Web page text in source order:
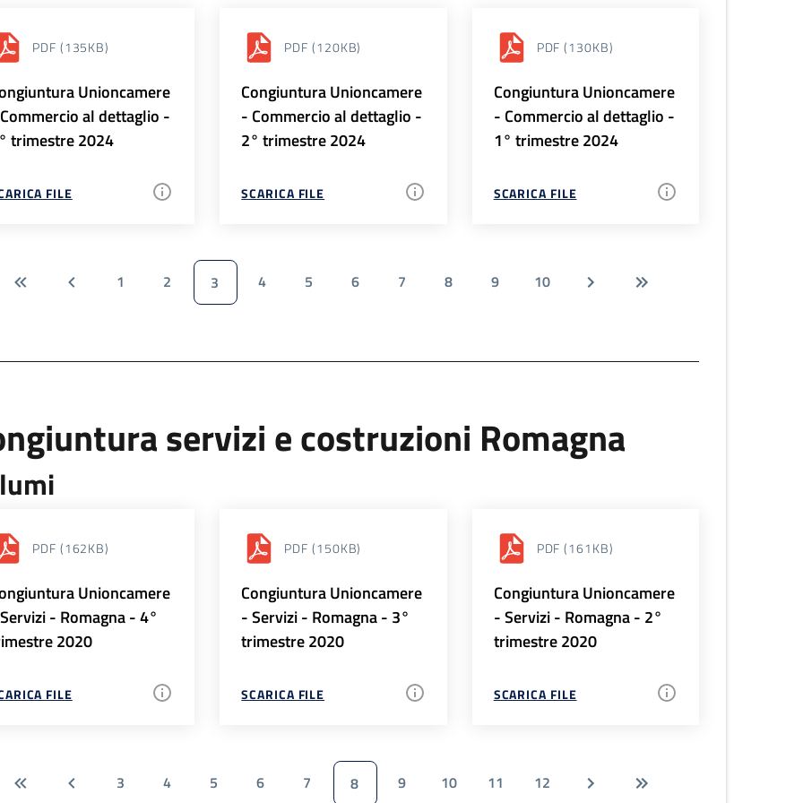
PDF (135KB)
Unioncamere
al dettaglio -
trimestre 2024
FILE
PDF (120KB)
Congiuntura Unioncamere
- Commercio al dettaglio -
2° trimestre 2024
SCARICA FILE
PDF (130KB)
Congiuntura Unioncamere
- Commercio al dettaglio -
1° trimestre 2024
SCARICA FILE
1 2 3 4 5 6 7 8 9 10
servizi e costruzioni Romagna
PDF (162KB)
Unioncamere
- Romagna - 4°
2020
FILE
PDF (150KB)
Congiuntura Unioncamere
- Servizi - Romagna - 3°
trimestre 2020
SCARICA FILE
PDF (161KB)
Congiuntura Unioncamere
- Servizi - Romagna - 2°
trimestre 2020
SCARICA FILE
3 4 5 6 7 8 9 10 11 12